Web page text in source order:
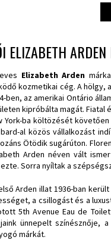
ELIZABETH
Elizabeth Arden
kozmetikai cég. A hölgy,
ben, az amerikai Ontário
kipróbálta magát. Fiatal
York-ba költözését
al közös vállalkozást
Ötödik sugárúton.
Arden néven vált
Sorra nyíltak a
Arden illat 1936-ban
a csillogást és a
5th Avenue Eau de
ünnepelt színésznője,
márkát.